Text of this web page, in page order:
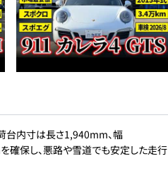
台内寸は長さ1,940mm、幅
確保し、悪路や雪道でも安定した走行